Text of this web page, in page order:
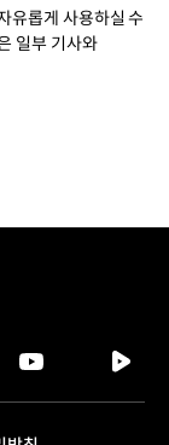
유롭게 사용하실 수
일부 기사와
tv